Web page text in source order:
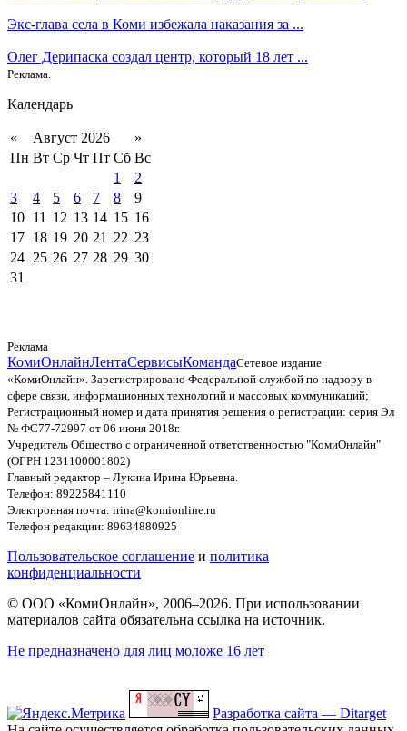
Экс-глава села в Коми избежала наказания за ...
Олег Дерипаска создал центр, который 18 лет ...
Реклама.
Календарь
« Август 2026
»
Пн Вт Ср Чт Пт Сб Вс
1
2
3
4 5 6 7 8
9
10 11 12 13 14 15 16
17 18 19 20 21 22 23
24 25 26 27 28 29 30
31
Реклама
КомиОнлайнЛентаСервисыКомандаСетевое издание
«КомиОнлайн». Зарегистрировано Федеральной службой по надзору в
сфере связи, информационных технологий и массовых коммуникаций;
Регистрационный номер и дата принятия решения о регистрации: серия Эл
№ ФС77-72997 от 06 июня 2018г.
Учредитель Общество с ограниченной ответственностью "КомиОнлайн"
(ОГРН 1231100001802)
Главный редактор – Лукина Ирина Юрьевна.
Телефон: 89225841110
Электронная почта: irina@komionline.ru
Телефон редакции: 89634880925
Пользовательское соглашение и политика
конфиденциальности
© ООО «КомиОнлайн», 2006–2026. При использовании
материалов сайта обязательна ссылка на источник.
Не предназначено для лиц моложе 16 лет
Разработка сайта — Ditarget